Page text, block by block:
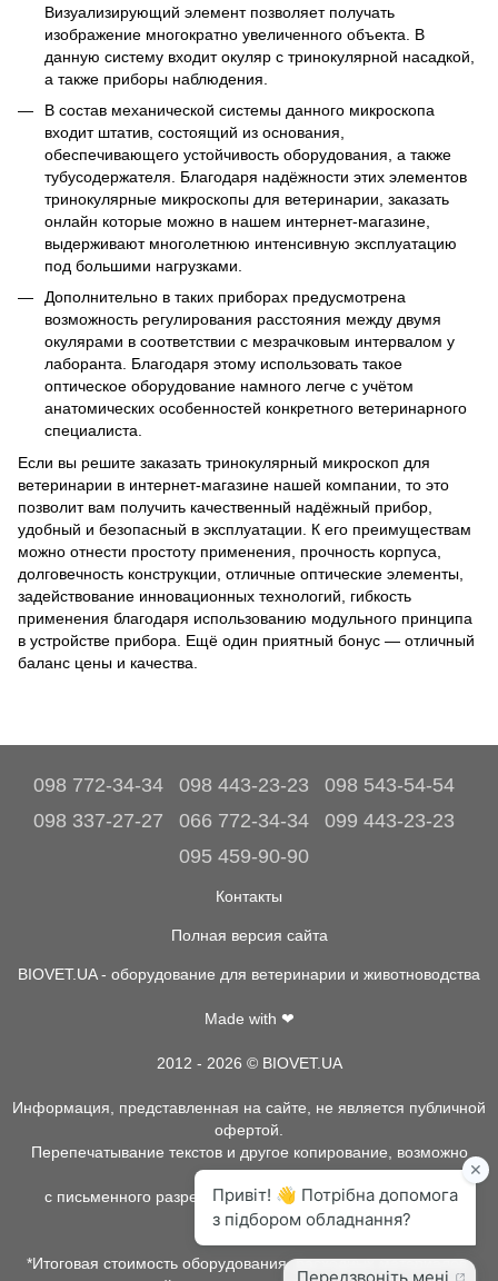
Визуализирующий элемент позволяет получать
изображение многократно увеличенного объекта. В
данную систему входит окуляр с тринокулярной насадкой,
а также приборы наблюдения.
В состав механической системы данного микроскопа
входит штатив, состоящий из основания,
обеспечивающего устойчивость оборудования, а также
тубусодержателя. Благодаря надёжности этих элементов
тринокулярные микроскопы для ветеринарии, заказать
онлайн которые можно в нашем интернет-магазине,
выдерживают многолетнюю интенсивную эксплуатацию
под большими нагрузками.
Дополнительно в таких приборах предусмотрена
возможность регулирования расстояния между двумя
окулярами в соответствии с мезрачковым интервалом у
лаборанта. Благодаря этому использовать такое
оптическое оборудование намного легче с учётом
анатомических особенностей конкретного ветеринарного
специалиста.
Если вы решите заказать тринокулярный микроскоп для
ветеринарии в интернет-магазине нашей компании, то это
позволит вам получить качественный надёжный прибор,
удобный и безопасный в эксплуатации. К его преимуществам
можно отнести простоту применения, прочность корпуса,
долговечность конструкции, отличные оптические элементы,
задействование инновационных технологий, гибкость
применения благодаря использованию модульного принципа
в устройстве прибора. Ещё один приятный бонус — отличный
баланс цены и качества.
098 772-34-34 098 443-23-23
098 543-54-54
098 337-27-27
066 772-34-34
099 443-23-23
095 459-90-90
Контакты
Полная версия сайта
BIOVET.UA - оборудование для ветеринарии и животноводства
Made with ❤
2012 - 2026 © BIOVET.UA
Информация, представленная на сайте, не является публичной
офертой.
Перепечатывание текстов и другое копирование, возможно
только
с письменного разрешения администрации BIOVET.UA.
*Итоговая стоимость оборудования, расходных материалов,